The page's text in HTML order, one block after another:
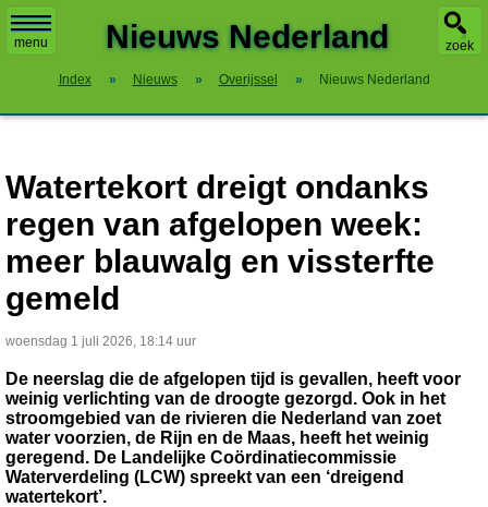
menu zoek
Nieuws Nederland
Index » Nieuws » Overijssel » Nieuws Nederland
Watertekort dreigt ondanks
regen van afgelopen week:
meer blauwalg en vissterfte
gemeld
woensdag 1 juli 2026, 18:14 uur
De neerslag die de afgelopen tijd is gevallen, heeft voor
weinig verlichting van de droogte gezorgd. Ook in het
stroomgebied van de rivieren die Nederland van zoet
water voorzien, de Rijn en de Maas, heeft het weinig
geregend. De Landelijke Coördinatiecommissie
Waterverdeling (LCW) spreekt van een ‘dreigend
watertekort’.